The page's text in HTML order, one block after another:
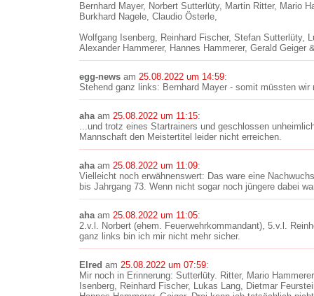
Bernhard Mayer, Norbert Sutterlüty, Martin Ritter, Mario
Burkhard Nagele, Claudio Österle,
Wolfgang Isenberg, Reinhard Fischer, Stefan Sutterlüty,
Alexander Hammerer, Hannes Hammerer, Gerald Geiger
egg-news am 25.08.2022 um 14:59:
Stehend ganz links: Bernhard Mayer - somit müssten wir
ahaam 25.08.2022 um 11:15:
...und trotz eines Startrainers und geschlossen
Mannschaft den Meistertitel leider nicht erreichen.
ahaam 25.08.2022 um 11:09:
Vielleicht noch erwähnenswert: Das ware eine
bis Jahrgang 73. Wenn nicht sogar noch jüngere dabei
ahaam 25.08.2022 um 11:05:
2.v.l. Norbert (ehem. Feuerwehrkommandant), 5.v.l.
ganz links bin ich mir nicht mehr sicher.
Elred am 25.08.2022 um 07:59:
Mir noch in Erinnerung: Sutterlüty. Ritter, Mario
Isenberg, Reinhard Fischer, Lukas Lang, Dietmar